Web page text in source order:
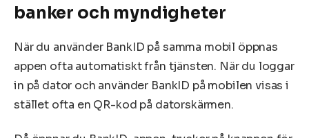
banker och myndigheter
När du använder BankID på samma mobil öppnas
appen ofta automatiskt från tjänsten. När du loggar
in på dator och använder BankID på mobilen visas i
stället ofta en QR-kod på datorskärmen.